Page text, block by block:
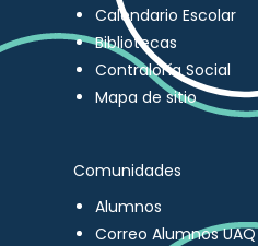
Calendario Escolar
Bibliotecas
Contraloría Social
Mapa de sitio
Comunidades
Alumnos
Correo Alumnos UAQ